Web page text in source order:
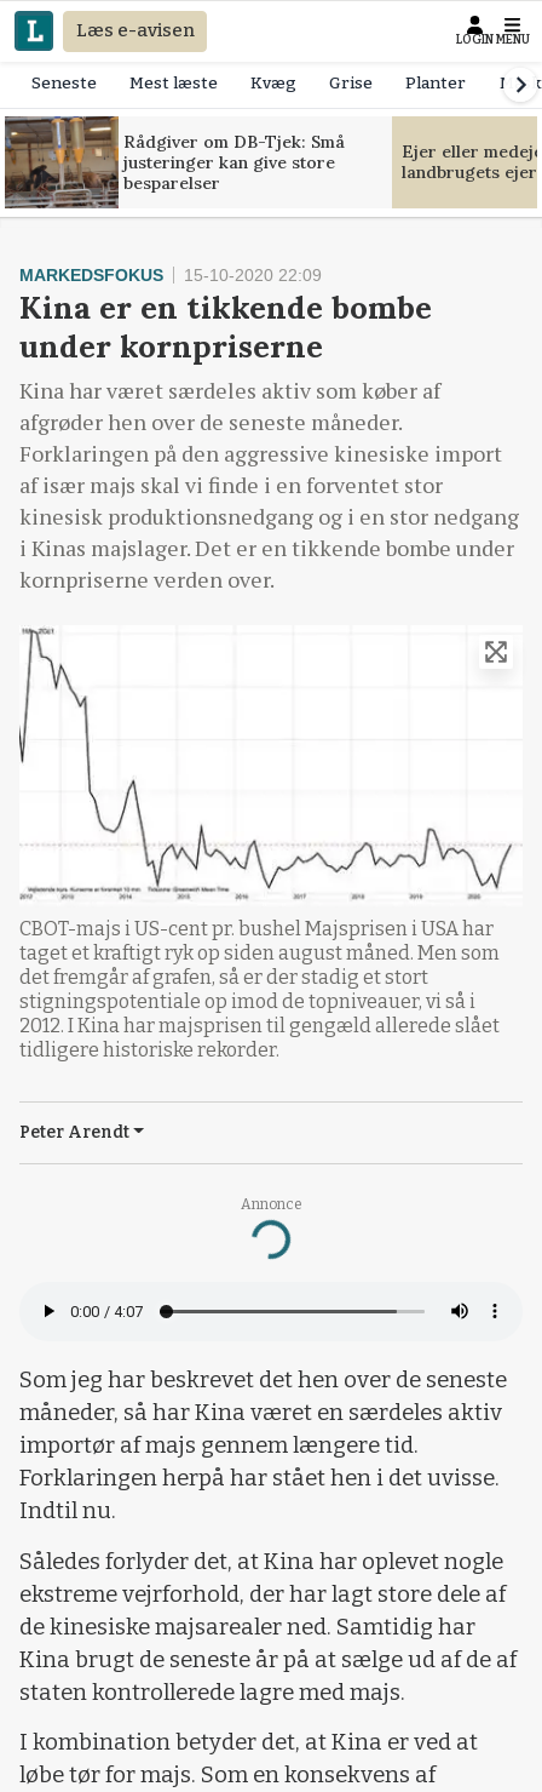
Læs e-avisen LOGIN MENU
Seneste Mest læste Kvæg Grise Planter
Rådgiver om DB-Tjek: Små
justeringer kan give store
besparelser
Ejer eller
landbrugets
Annonce
Loading...
MARKEDSFOKUS 15-10-2020 22:09
Kina er en tikkende bombe
under kornpriserne
Kina har været særdeles aktiv som køber af
afgrøder hen over de seneste måneder.
Forklaringen på den aggressive kinesiske import
af især majs skal vi finde i en forventet stor
kinesisk produktionsnedgang og i en stor nedgang
i Kinas majslager. Det er en tikkende bombe under
kornpriserne verden over.
CBOT-majs i US-cent pr. bushel Majsprisen i USA har
taget et kraftigt ryk op siden august måned. Men som
det fremgår af grafen, så er der stadig et stort
stigningspotentiale op imod de topniveauer, vi så i
2012. I Kina har majsprisen til gengæld allerede slået
tidligere historiske rekorder.
Peter Arendt
Som jeg har beskrevet det hen over de seneste
måneder, så har Kina været en særdeles aktiv
importør af majs gennem længere tid.
Forklaringen herpå har stået hen i det uvisse.
Indtil nu.
Således forlyder det, at Kina har oplevet nogle
ekstreme vejrforhold, der har lagt store dele af
de kinesiske majsarealer ned. Samtidig har
Kina brugt de seneste år på at sælge ud af de af
staten kontrollerede lagre med majs.
I kombination betyder det, at Kina er ved at
løbe tør for majs. Som en konsekvens af